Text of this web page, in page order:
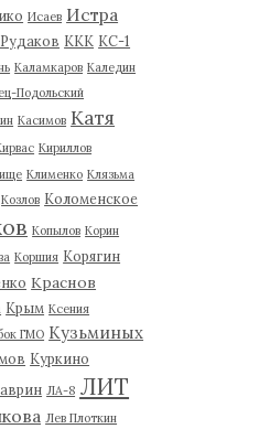
Исаев Истра
ККК КС-1
Каламкаров Каледин
Подольский
Касимов Катя
Кириллов
Клименко Клязьма
Козлов Коломенское
Копылов Корин
Коршия Корягин
Краснов
Крым Ксения
ГМО Кузьминых
Куркино
ЛА-8 ЛИТ
Лев Плоткин